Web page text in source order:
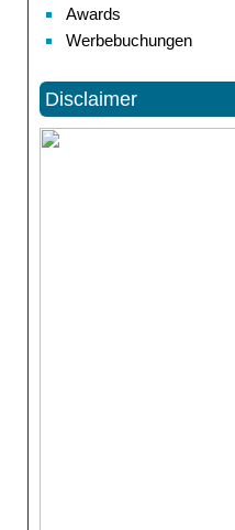
Awards
Werbebuchungen
Disclaimer